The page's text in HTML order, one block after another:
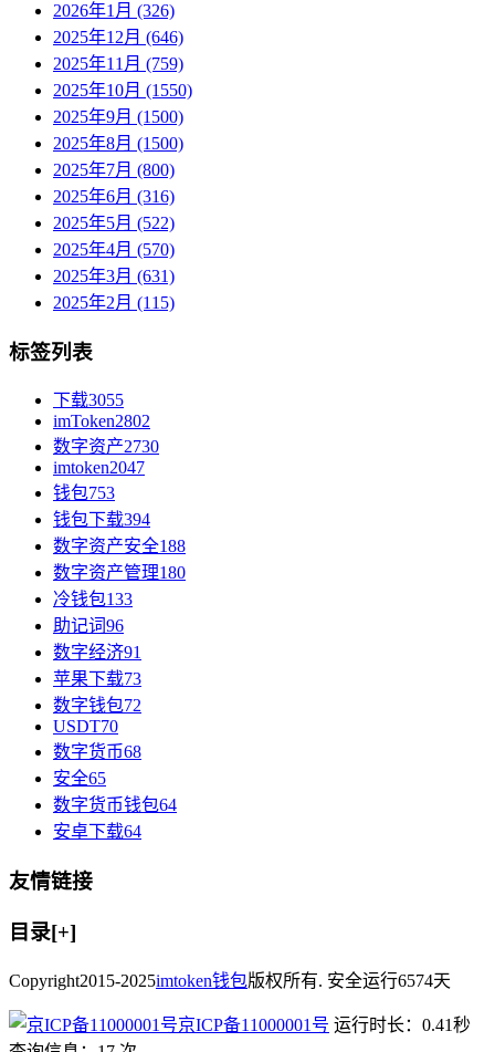
2026年1月 (326)
2025年12月 (646)
2025年11月 (759)
2025年10月 (1550)
2025年9月 (1500)
2025年8月 (1500)
2025年7月 (800)
2025年6月 (316)
2025年5月 (522)
2025年4月 (570)
2025年3月 (631)
2025年2月 (115)
标签列表
下载3055
imToken2802
数字资产2730
imtoken2047
钱包753
钱包下载394
数字资产安全188
数字资产管理180
冷钱包133
助记词96
数字经济91
苹果下载73
数字钱包72
USDT70
数字货币68
安全65
数字货币钱包64
安卓下载64
友情链接
目录[+]
Copyright2015-2025imtoken钱包版权所有. 安全运行6574天
京ICP备11000001号 运行时长：0.41秒